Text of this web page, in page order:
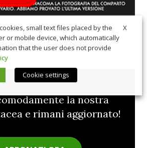
la nostra
e rimani aggiornato!
X
small text files placed by the
or mobile device, which automatically
that the user does not provide
Cookie settings